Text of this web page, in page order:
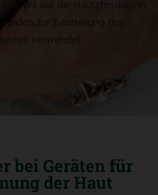
auf die Hautstimulation
zur Beurteilung des
verwendet.
bei Geräten für
der Haut